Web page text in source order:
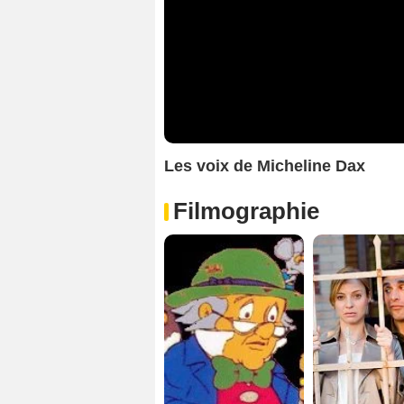
Les voix de Micheline Dax
Filmographie